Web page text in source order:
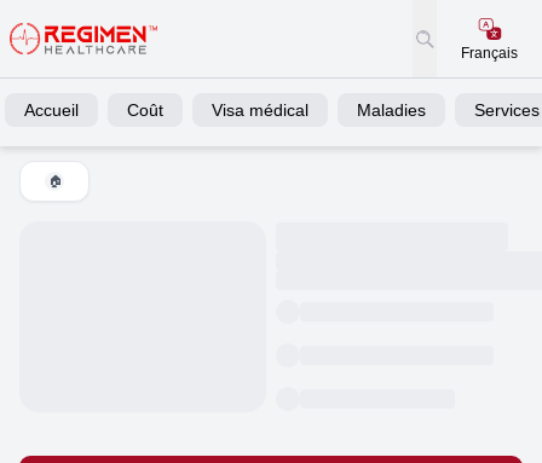
Français
Accueil Coût Visa médical Maladies Services
🏠